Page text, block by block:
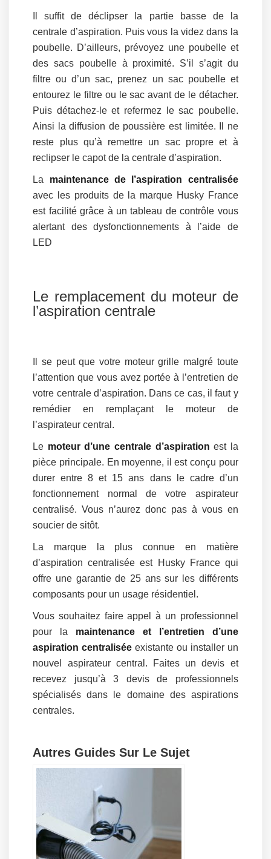
Il suffit de déclipser la partie basse de la
centrale d’aspiration. Puis vous la videz dans la
poubelle. D’ailleurs, prévoyez une poubelle et
des sacs poubelle à proximité. S’il s’agit du
filtre ou d’un sac, prenez un sac poubelle et
entourez le filtre ou le sac avant de le détacher.
Puis détachez-le et refermez le sac poubelle.
Ainsi la diffusion de poussière est limitée. Il ne
reste plus qu’à remettre un sac propre et à
reclipser le capot de la centrale d’aspiration.
La maintenance de l’aspiration centralisée
avec les produits de la marque Husky France
est facilité grâce à un tableau de contrôle vous
alertant des dysfonctionnements à l’aide de
LED
Le remplacement du moteur de
l’aspiration centrale
Il se peut que votre moteur grille malgré toute
l’attention que vous avez portée à l’entretien de
votre centrale d’aspiration. Dans ce cas, il faut y
remédier en remplaçant le moteur de
l’aspirateur central.
Le moteur d’une centrale d’aspiration est la
pièce principale. En moyenne, il est conçu pour
durer entre 8 et 15 ans dans le cadre d’un
fonctionnement normal de votre aspirateur
centralisé. Vous n’aurez donc pas à vous en
soucier de sitôt.
La marque la plus connue en matière
d’aspiration centralisée est Husky France qui
offre une garantie de 25 ans sur les différents
composants pour un usage résidentiel.
Vous souhaitez faire appel à un professionnel
pour la maintenance et l’entretien d’une
aspiration centralisée existante ou installer un
nouvel aspirateur central. Faites un devis et
recevez jusqu’à 3 devis de professionnels
spécialisés dans le domaine des aspirations
centrales.
Autres Guides Sur Le Sujet